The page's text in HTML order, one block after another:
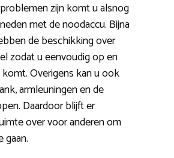
zijn komt u alsnog
met de noodaccu. Bijna
de beschikking over
zodat u eenvoudig op en
Overigens kan u ook
armleuningen en de
Daardoor blijft er
over voor anderen om
gaan.